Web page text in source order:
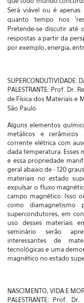
Será viável ou é apenas
quanto tempo nos
Pretende-se discutir até
respostas a partir da
por exemplo, energia,
SUPERCONDUTIVIDADE:
PALESTRANTE: Prof. Dr.
de Física dos Materiais e
São Paulo
Alguns elementos
metálicos e
corrente elétrica com
dada temperatura. Esses
e essa propriedade
geral abaixo de - 120
materiais no estado
expulsar o fluxo
campo magnético. Isso
como diamagnetismo
supercondutores, em
uso desses materiais
seminário serão
interessantes de
tecnológicas e uma
magnético no estado
NASCIMENTO, VIDA E
PALESTRANTE: Prof.